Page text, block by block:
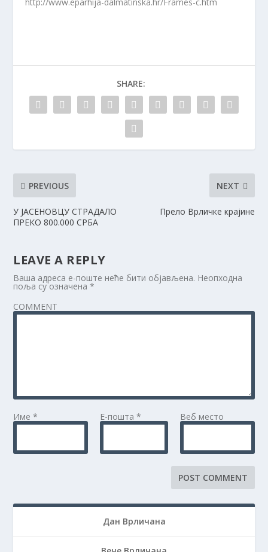
SHARE:
PREVIOUS
У ЈАСЕНОВЦУ СТРАДАЛО
ПРЕКО 800.000 СРБА
NEXT
Прело Врличке крајине
LEAVE A REPLY
Ваша адреса е-поште неће бити објављена. Неопходна
поља су означена*
COMMENT
Име* Е-пошта * Веб место
Дан Врличана